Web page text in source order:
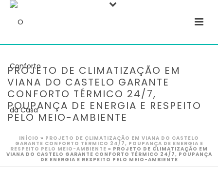
PROJETO DE CLIMATIZAÇÃO EM
VIANA DO CASTELO GARANTE
CONFORTO TÉRMICO 24/7,
POUPANÇA DE ENERGIA E RESPEITO
PELO MEIO-AMBIENTE
INÍCIO » PROJETO DE CLIMATIZAÇÃO EM VIANA DO CASTELO
GARANTE CONFORTO TÉRMICO 24/7, POUPANÇA DE ENERGIA E
RESPEITO PELO MEIO-AMBIENTE » PROJETO DE CLIMATIZAÇÃO EM
VIANA DO CASTELO GARANTE CONFORTO TÉRMICO 24/7, POUPANÇA
DE ENERGIA E RESPEITO PELO MEIO-AMBIENTE